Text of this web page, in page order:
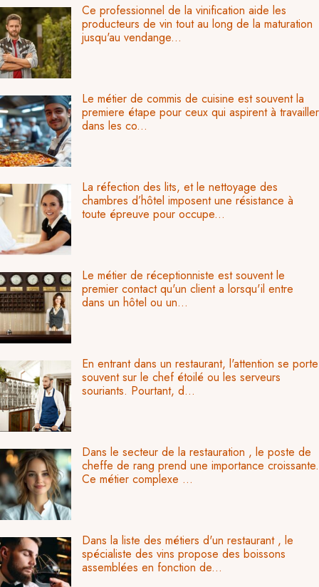
Ce professionnel de la vinification aide les
producteurs de vin tout au long de la maturation
jusqu'au vendange...
Le métier de commis de cuisine est souvent la
premiere étape pour ceux qui aspirent à travailler
dans les co...
La réfection des lits, et le nettoyage des
chambres d’hôtel imposent une résistance à
toute épreuve pour occupe...
Le métier de réceptionniste est souvent le
premier contact qu'un client a lorsqu'il entre
dans un hôtel ou un...
En entrant dans un restaurant, l'attention se porte
souvent sur le chef étoilé ou les serveurs
souriants. Pourtant, d...
Dans le secteur de la restauration , le poste de
cheffe de rang prend une importance croissante.
Ce métier complexe ...
Dans la liste des métiers d'un restaurant , le
spécialiste des vins propose des boissons
assemblées en fonction de...